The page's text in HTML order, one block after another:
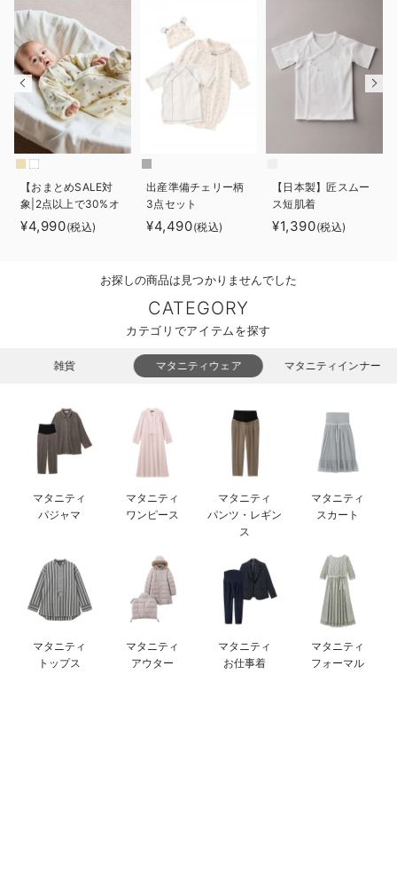
スタイ・よだれかけ（新生児・ベビー）
ベビー帽子（新生児・乳児）
新生児スリーパー・ベビーパジャマ
ベビー 小物
哺乳瓶
赤ちゃん 洗剤・洗濯用品・お掃除
赤ちゃん お風呂・ベビースキンケア
おむつ関連グッズ
親子セット
快適機能ウェア特集 トップス
快適機能ウェア特集 ボトムス
快適機能ウェア特集 パジャマ
安心の日本製。先輩ママが買ってよかった！本当に必要な出産準備品
買って正解！高評価レビューアイテム
親子コーデ｜ママとベビーにおすすめ！
Gift Selection 出産祝い
ロンパースはいつからいつまで使う？選ぶポイントも解説！
保育園・入園準備特集
デロンギ
入院準備の持ち物チェック
かわいくておもしろ
何枚あっても嬉しい
長く使えるアイテム
【おまとめSALE対
象|2点以上で30%オ
フ】【助産院監修】
出産準備3点セット
¥4,990(税込)
出産準備チェリー柄
3点セット
¥4,490(税込)
【日本製】匠スムー
ス短肌着
¥1,390(税込)
お探しの商品は見つかりませんでした
CATEGORY
カテゴリでアイテムを探す
雑貨 マタニティウェア マタニティインナー
マタニティ
パジャマ
マタニティ
ワンピース
マタニティ
パンツ・レギン
ス
マタニティ
スカート
マタニティ
トップス
マタニティ
アウター
マタニティ
お仕事着
マタニティ
フォーマル